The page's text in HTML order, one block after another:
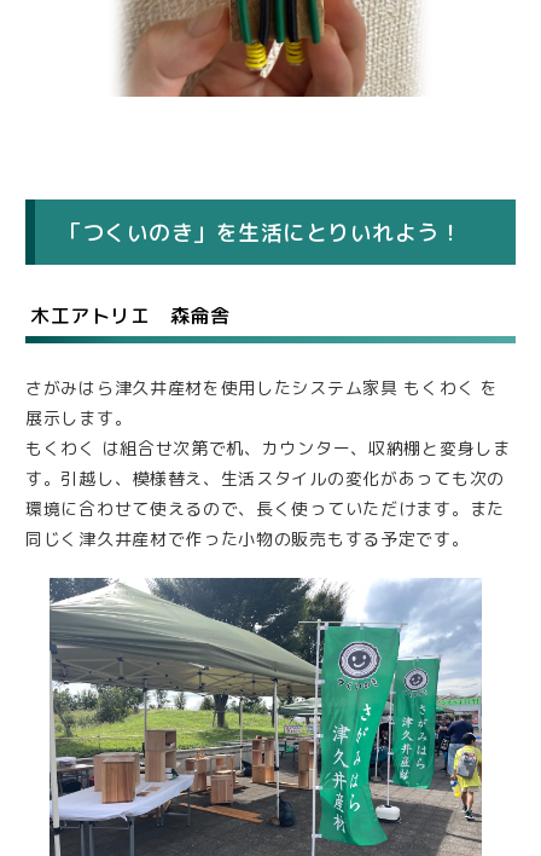
「つくいのき」を生活にとりいれよう！
木工アトリエ 森侖舎
さがみはら津久井産材を使用したシステム家具 もくわく を
展示します。
もくわく は組合せ次第で机、カウンター、収納棚と変身しま
す。引越し、模様替え、生活スタイルの変化があっても次の
環境に合わせて使えるので、長く使っていただけます。また
同じく津久井産材で作った小物の販売もする予定です。